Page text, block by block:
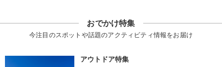
おでかけ特集
今注目のスポットや話題のアクティビティ情報をお届け
アウトドア特集